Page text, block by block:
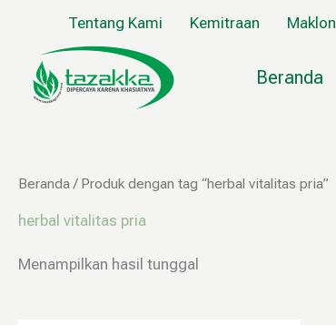
konten
Tentang Kami Kemitraan Maklon
Beranda
Beranda/ Produk dengan tag “herbal vitalitas pria”
herbal vitalitas pria
Menampilkan hasil tunggal